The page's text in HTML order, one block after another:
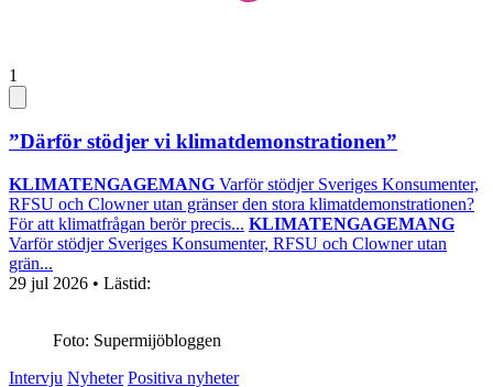
1
”Därför stödjer vi klimatdemonstrationen”
KLIMATENGAGEMANG Varför stödjer Sveriges Konsumenter,
RFSU och Clowner utan gränser den stora klimatdemonstrationen?
För att klimatfrågan berör precis... KLIMATENGAGEMANG
Varför stödjer Sveriges Konsumenter, RFSU och Clowner utan
grän...
29 jul 2026 • Lästid:
Foto: Supermijöbloggen
Intervju Nyheter Positiva nyheter